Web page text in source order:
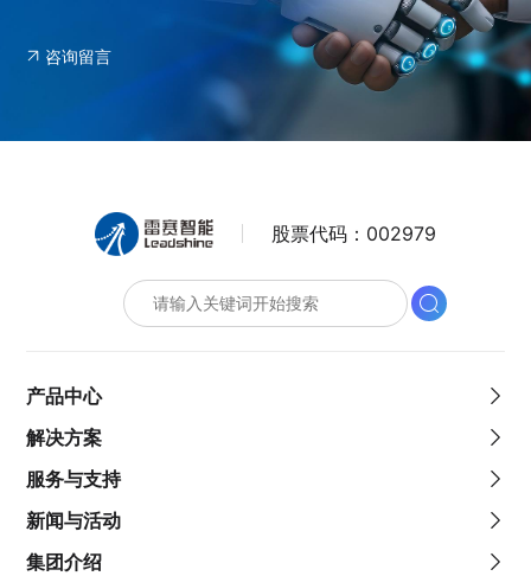
咨询留言
股票代码： 002979
产品中心
解决方案
服务与支持
新闻与活动
集团介绍